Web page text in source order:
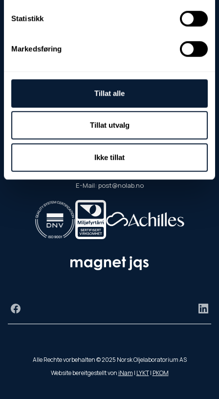
Statistikk
Markedsføring
Tillat alle
Tillat utvalg
Ikke tillat
7900 Rørvik
Postanschrift:
Postfach 103
NO 982 968 178 MVA
Kontakt:
E-Mail: post@nolab.no
Facebook
Alle Rechte vorbehalten © 2025 Norsk Oljelaboratorium AS
Website bereitgestellt von iNam | LYKT| PKOM